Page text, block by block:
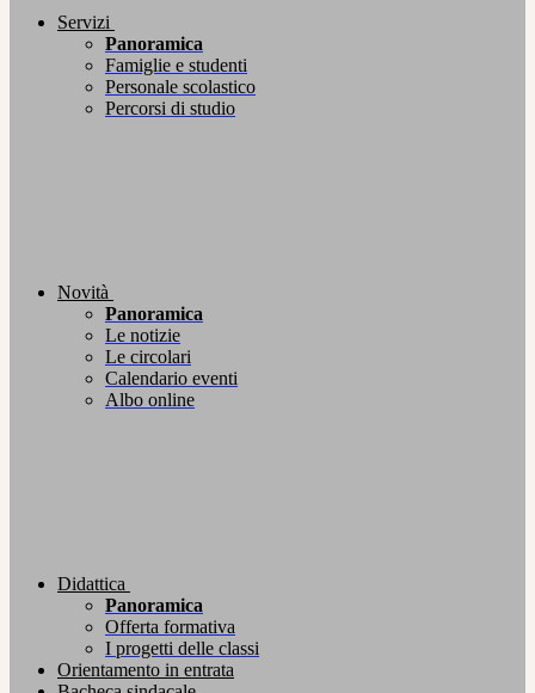
Servizi
Panoramica
Famiglie e studenti
Personale scolastico
Percorsi di studio
Novità
Panoramica
Le notizie
Le circolari
Calendario eventi
Albo online
Didattica
Panoramica
Offerta formativa
I progetti delle classi
Orientamento in entrata